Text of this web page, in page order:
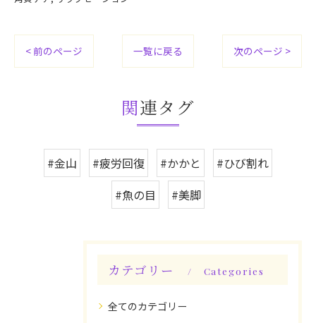
< 前のページ 一覧に戻る 次のページ >
関連タグ
#金山 #疲労回復 #かかと
#ひび割れ
#魚の目
#美脚
カテゴリー Categories
全てのカテゴリー